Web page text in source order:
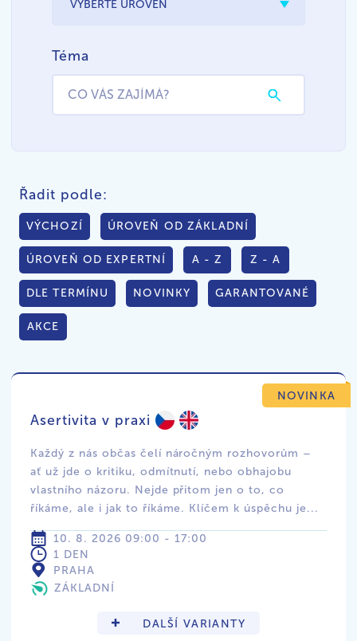
Téma
Řadit podle:
VÝCHOZÍ ÚROVEŇ OD ZÁKLADNÍ
ÚROVEŇ OD EXPERTNÍ A - Z Z - A
DLE TERMÍNU NOVINKY GARANTOVANÉ
AKCE
Asertivita v praxi
Každý z nás občas čelí náročným rozhovorům –
ať už jde o kritiku, odmítnutí, nebo obhajobu
vlastního názoru. Nejde přitom jen o to, co
říkáme, ale i jak to říkáme. Klíčem k úspěchu je...
10. 8. 2026 09:00 - 17:00
1 DEN
PRAHA
ZÁKLADNÍ
DALŠÍ VARIANTY
NOVINKA